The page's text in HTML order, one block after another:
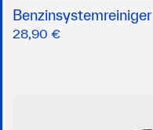
Benzinsystemreiniger
28,90 €